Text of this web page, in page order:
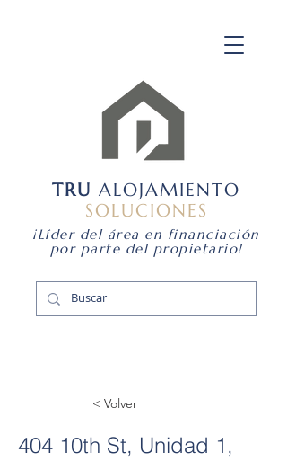
TRU ALOJAMIENTO
SOLUCIONES
¡Líder del área en financiación
por parte del propietario!
< Volver
404 10th St, Unidad 1,